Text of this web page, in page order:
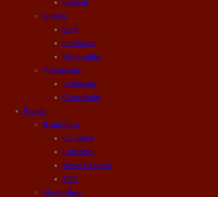
baseball
Diverse
brugt
rodekassen
Merchandise
Våbenskabe
Pistolskabe
Geværskabe
Brands
Blankvåben
CL Seifert
Cold Steel
Never Unarmed
SOG
Skydevåben